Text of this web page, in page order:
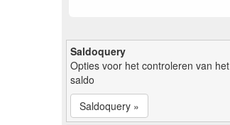
Saldoquery
Opties voor het controleren van het
saldo
Saldoquery »